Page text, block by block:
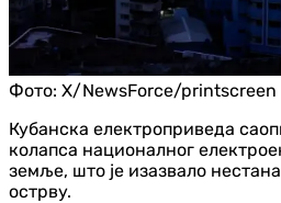
Фото: X/NewsForce/printscreen
Кубанска електроприведа
колапса националног
земље, што је изазвало
острву.